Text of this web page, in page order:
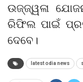
ଉଜ୍ଜ୍ୱଳା
ରିଫିଲ ପାଇଁ
ଦେବେ।
latest odia news